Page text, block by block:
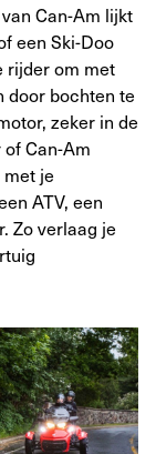
Can-Am lijkt
een Ski-Doo
rijder om met
door bochten te
zeker in de
of Can-Am
met je
ATV, een
Zo verlaag je